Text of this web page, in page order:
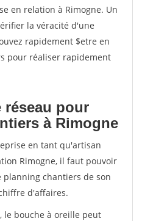
en relation à Rimogne. Un
la véracité d'une
rapidement $etre en
pour réaliser rapidement
réseau pour
à Rimogne
en tant qu'artisan
Rimogne, il faut pouvoir
chantiers de son
d'affaires.
le bouche à oreille peut